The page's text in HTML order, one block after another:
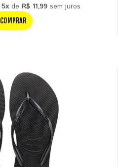
5xde R$ 11,99sem juros
COMPRAR